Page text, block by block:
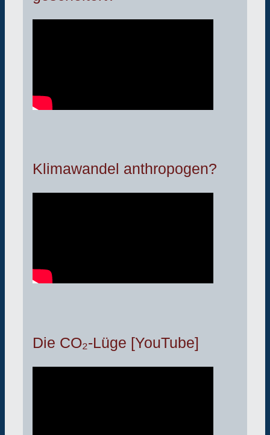
Klimawandel anthropogen?
Die CO₂-Lüge [YouTube]